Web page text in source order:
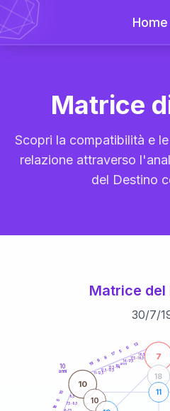
Home
Matrice
Scopri la compatibilità e
relazione attraverso
del Destino
Matrice del
30/7/
10
anni
7,5-8,5
8,5-9
11-12,5
12,5-13,5
13,5-14
16-17,5
17,5-18,5
18,5-19
18
5
15
19
9
8
17
5
6
13
7
10
18
11
10
15 anni